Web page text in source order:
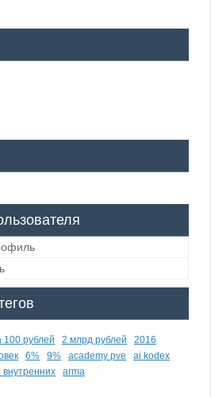
100 рублей 2 млрд рублей
2016
6% 9% academy pve
ai kodex
arma